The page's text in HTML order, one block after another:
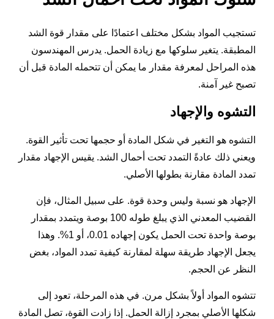
تستجيب المواد بشكل مختلف اعتمادًا على مقدار قوة الشد
المطبقة. يتغير سلوكها مع زيادة الحمل. يدرس المهندسون
هذه المراحل لمعرفة مقدار ما يمكن أن تتحمله المادة قبل أن
تصبح غير آمنة.
التشوه والإجهاد
التشوه هو التغير في شكل المادة أو حجمها تحت تأثير القوة.
ويعني ذلك عادةً التمدد تحت أحمال الشد. يقيس الإجهاد مقدار
تمدد المادة مقارنة بطولها الأصلي.
الإجهاد هو نسبة وليس وحدة قوة. على سبيل المثال، فإن
القضيب المعدني الذي يبلغ طوله 100 بوصة ويتمدد بمقدار
بوصة واحدة تحت الحمل يكون إجهاده 0.01، أو 1%. وهذا
يجعل الإجهاد طريقة سهلة لمقارنة كيفية تمدد المواد، بغض
النظر عن الحجم.
تتشوه المواد أولاً بشكل مرن. في هذه المرحلة، تعود إلى
شكلها الأصلي بمجرد إزالة الحمل. إذا زادت القوة، تصل المادة